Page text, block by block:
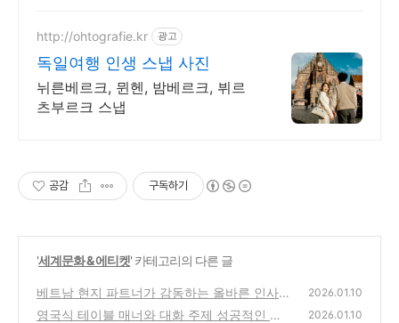
부유럽 동유럽 세미팩제공
http://ohtografie.kr 광고
독일여행 인생 스냅 사진
뉘른베르크, 뮌헨, 밤베르크, 뷔르
츠부르크 스냅
공감 구독하기
'세계문화 & 에티켓' 카테고리의 다른 글
베트남 현지 파트너가 감동하는 올바른 인사법
과 호칭 문화 이해
(0)
2026.01.10
영국식 테이블 매너와 대화 주제 성공적인 오
2026.01.10